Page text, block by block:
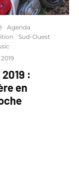
Agenda
Sud-Ouest
:
en